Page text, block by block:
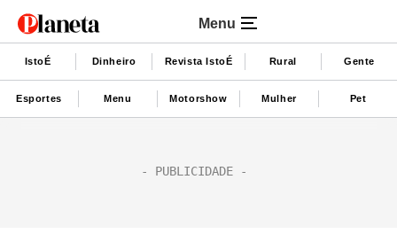
Menu
IstoÉ Dinheiro Revista IstoÉ Rural Gente
Esportes Menu Motorshow Mulher Pet